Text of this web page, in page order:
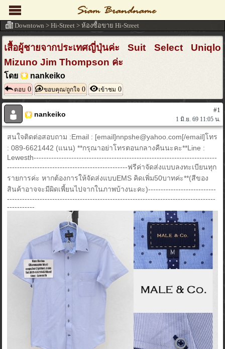
เสื้อผู้ชายจากประเทศญี่ปุ่นค่ะ Suit Select Uniqlo
Mizuno Jim Thompson ค่ะ
โดย nankeiko
ตอบ 0 ขอบคุณ/ถูกใจ 0 เข้าชม 0
nankeiko
#1
1 มิ.ย. 69 11:05 น.
สนใจติดต่อสอบถาม :Email : [email]nnpshe@yahoo.com[/email]โทร
: 089-6621442 (แนน) **กรุณาอย่าโทรตอนกลางคืนนะคะ**Line :
Lewesth-------------------------------------------------------------------------
------------------------------------------------ฟรีค่าจัดส่งแบบลงทะเบียนทุก
รายการค่ะ หากต้องการให้จัดส่งแบบEMS คิดเพิ่ม50บาทค่ะ**(สีของ
สินค้าอาจจะมีผิดเพี้ยนไปจากในภาพบ้างนะคะ)---------------------------
-----------------------------------------------------------------------------------
-----------
Downtown > Hi-Street > ห้องซื้อขาย Hi-Street